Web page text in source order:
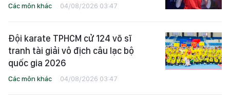
Các môn khác 04/08/2026 03:47
Đội karate TPHCM cử 124 võ sĩ
tranh tài giải vô địch câu lạc bộ
quốc gia 2026
Các môn khác 04/08/2026 03:47